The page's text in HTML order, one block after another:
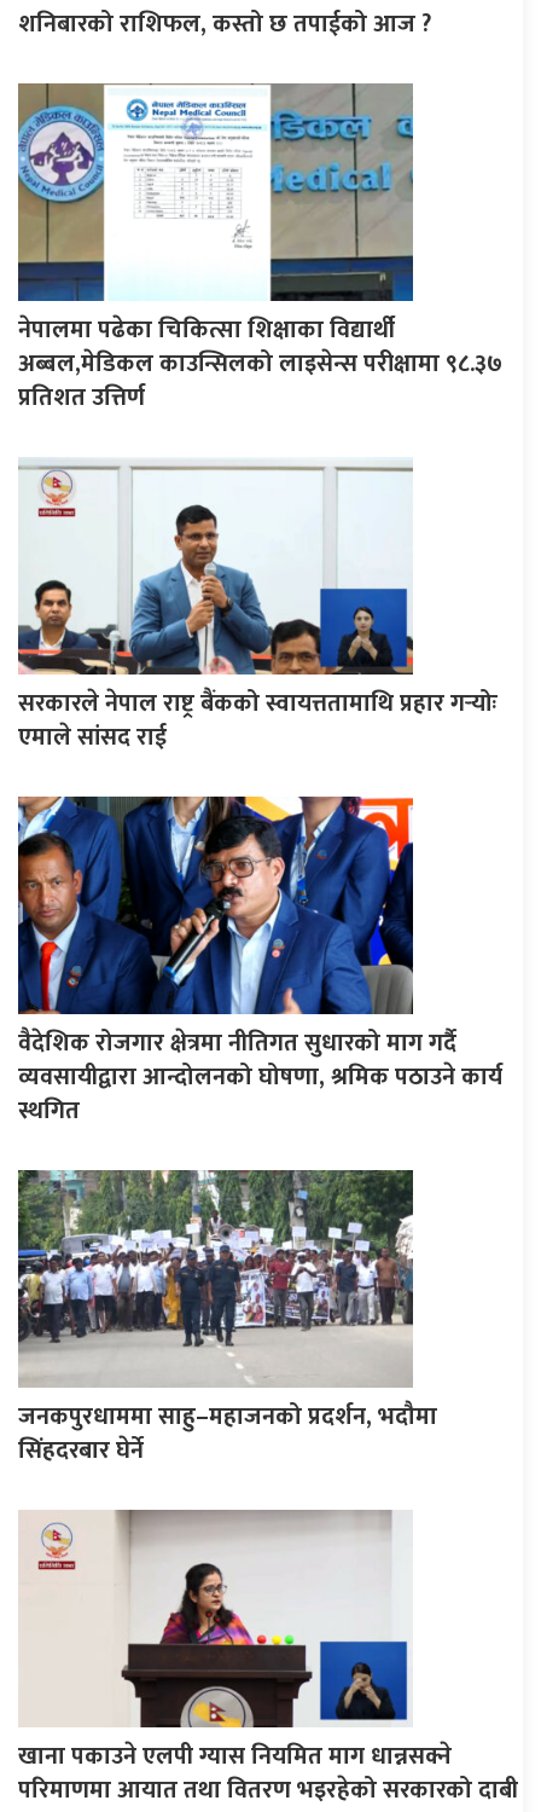
शनिबारको राशिफल, कस्तो छ तपाईको आज ?
नेपालमा पढेका चिकित्सा शिक्षाका विद्यार्थी
अब्बल,मेडिकल काउन्सिलको लाइसेन्स परीक्षामा ९८.३७
प्रतिशत उत्तिर्ण
सरकारले नेपाल राष्ट्र बैंकको स्वायत्ततामाथि प्रहार गर्‍योः
एमाले सांसद राई
वैदेशिक रोजगार क्षेत्रमा नीतिगत सुधारको माग गर्दै
व्यवसायीद्वारा आन्दोलनको घोषणा, श्रमिक पठाउने कार्य
स्थगित
जनकपुरधाममा साहु–महाजनको प्रदर्शन, भदौमा
सिंहदरबार घेर्ने
खाना पकाउने एलपी ग्यास नियमित माग धान्नसक्ने
परिमाणमा आयात तथा वितरण भइरहेको सरकारको दाबी